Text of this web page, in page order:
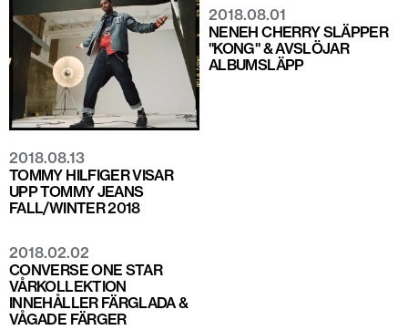
2018.08.13
TOMMY HILFIGER VISAR
UPP TOMMY JEANS
FALL/WINTER 2018
2018.08.01
NENEH CHERRY SLÄPPER
"KONG" & AVSLÖJAR
ALBUMSLÄPP
2018.02.02
CONVERSE ONE STAR
VÅRKOLLEKTION
INNEHÅLLER FÄRGLADA &
VÅGADE FÄRGER